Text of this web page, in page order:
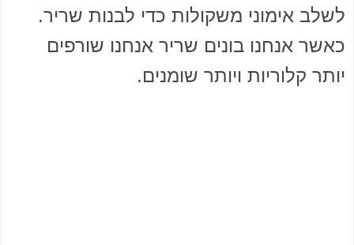
לשלב אימוני משקולות כדי לבנות שריר.
כאשר אנחנו בונים שריר אנחנו שורפים
יותר קלוריות ויותר שומנים.